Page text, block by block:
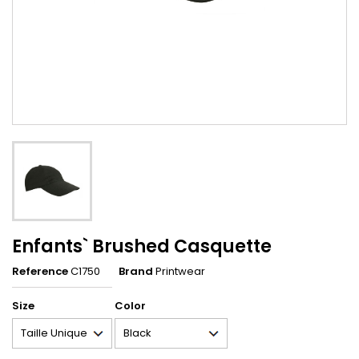
Enfants` Brushed Casquette
ReferenceC1750 Brand Printwear
Size Color